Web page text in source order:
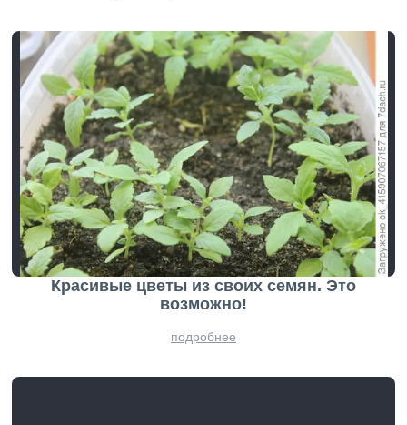
Красивые цветы из своих семян. Это
возможно!
подробнее